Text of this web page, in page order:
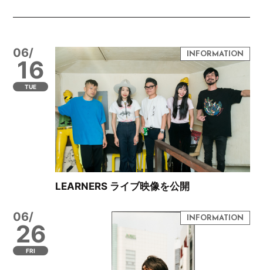
06/
16
TUE
LEARNERS ライブ映像を公開
06/
26
FRI